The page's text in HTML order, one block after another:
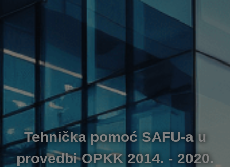
Tehnička pomoć SAFU-a u
provedbi OPKK 2014. - 2020.